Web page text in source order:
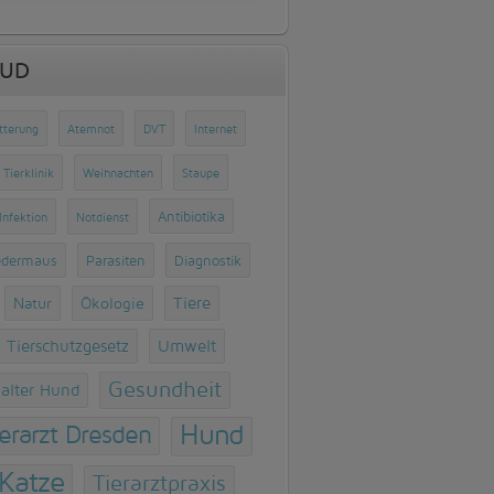
Atemnot DVT Internet
Tierklinik Weihnachten Staupe
Infektion Notdienst Antibiotika
Parasiten Diagnostik
Natur Ökologie Tiere
Tierschutzgesetz Umwelt
alter Hund Gesundheit
Dresden
Hund
Katze
Tierarztpraxis